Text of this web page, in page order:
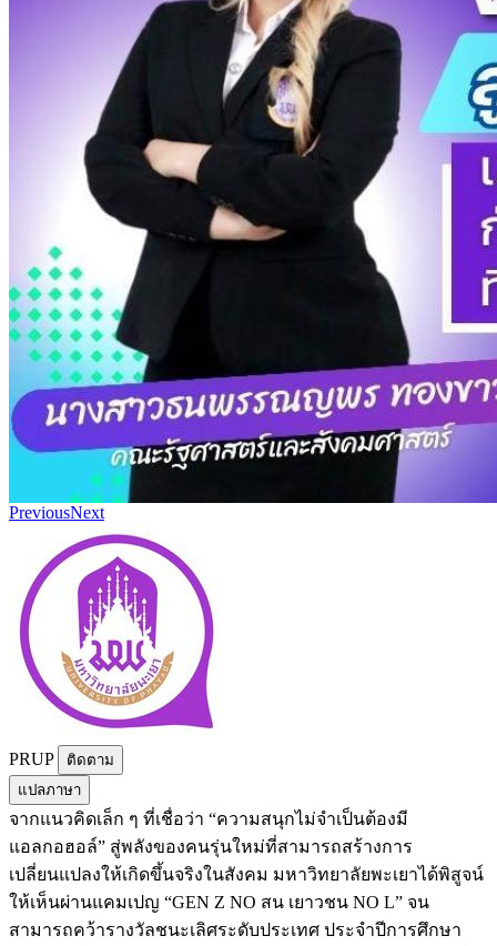
PreviousNext
PRUP
ติดตาม
แปลภาษา
จากแนวคิดเล็ก ๆ ที่เชื่อว่า “ความสนุกไม่จำเป็นต้องมี
แอลกอฮอล์” สู่พลังของคนรุ่นใหม่ที่สามารถสร้างการ
เปลี่ยนแปลงให้เกิดขึ้นจริงในสังคม มหาวิทยาลัยพะเยาได้พิสูจน์
ให้เห็นผ่านแคมเปญ “GEN Z NO สน เยาวชน NO L” จน
สามารถคว้ารางวัลชนะเลิศระดับประเทศ ประจำปีการศึกษา